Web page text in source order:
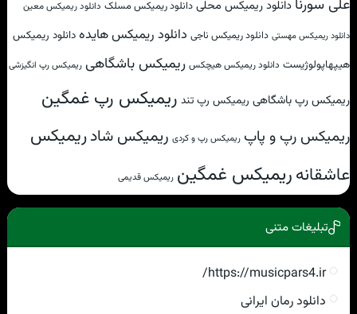
علی سورنا دانلود ریمیکس محلی دانلود ریمیکس مسلک دانلود ریمیکس معین
دانلود ریمیکس مهستی دانلود ریمیکس ناجی دانلود ریمیکس هایدهدانلود ریمیکس
هیپهاپولوژیست دانلود ریمیکس هیچکس ریمیکس باشگاهی ریمیکس رپ انگیزشی
ریمیکس رپ باشگاهی ریمیکس رپ تند ریمیکس رپ غمگین
ریمیکس رپ و پاپ ریمیکس رپ و کردی ریمیکس شادریمیکس
عاشقانهریمیکس غمگین ریمیکس قدیمی
تبلیغات متنی
https://musicpars4.ir/
دانلود رمان ایرانی